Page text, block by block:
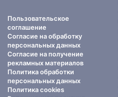
Пользовательское
соглашение
Согласие на обработку
персональных данных
Согласие на получение
рекламных материалов
Политика обработки
персональных данных
Политика cookies